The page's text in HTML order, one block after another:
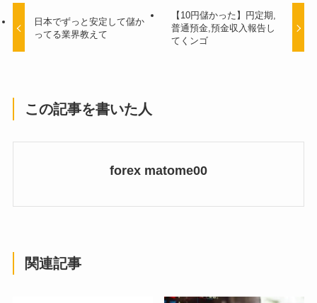
日本でずっと安定して儲か
ってる業界教えて
【10円儲かった】円定期,
普通預金,預金収入報告し
てくンゴ
この記事を書いた人
forex matome00
関連記事